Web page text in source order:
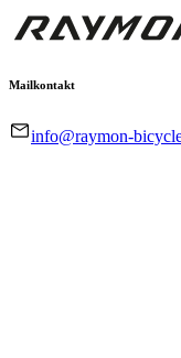
Mailkontakt
info@raymon-